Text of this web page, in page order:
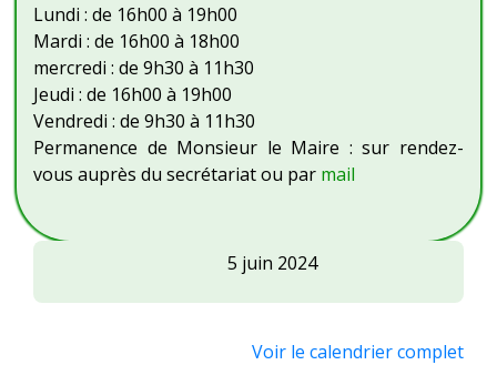
Lundi : de 16h00 à 19h00
Mardi : de 16h00 à 18h00
mercredi : de 9h30 à 11h30
Jeudi : de 16h00 à 19h00
Vendredi : de 9h30 à 11h30
Permanence de Monsieur le Maire : sur rendez-
vous auprès du secrétariat ou par mail
ABAC
S
5 juin 2024
Voir le calendrier complet